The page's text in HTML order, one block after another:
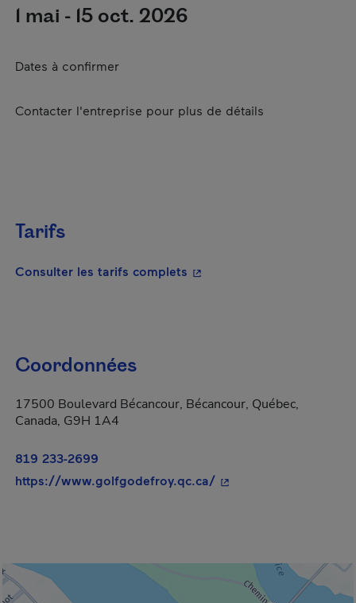
1 mai - 15 oct. 2026
Dates à confirmer
Contacter l'entreprise pour plus de détails
Tarifs
Consulter les tarifs complets - Cet hyperlien s'ouvrira
Coordonnées
17500 Boulevard Bécancour, Bécancour, Québec,
Canada, G9H 1A4
819 233-2699
https://www.golfgodefroy.qc.ca/- Cet hyperlien